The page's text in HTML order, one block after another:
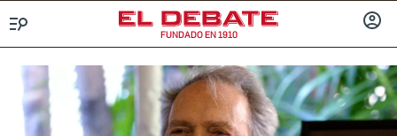
FUNDADO EN 1910